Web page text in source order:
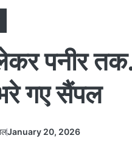
पनीर
गए सैंपल
January 20, 2026